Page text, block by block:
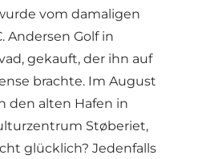
vom damaligen
Andersen Golf in
gekauft, der ihn auf
brachte. Im August
den alten Hafen in
Støberiet,
glücklich? Jedenfalls